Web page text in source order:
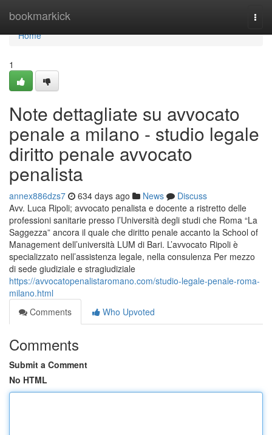
bookmarkick
Home
Home
1
Note dettagliate su avvocato
penale a milano - studio legale
diritto penale avvocato
penalista
annex886dzs7 634 days ago News
Discuss
Avv. Luca Ripoli; avvocato penalista e docente a ristretto delle
professioni sanitarie presso l’Università degli studi che Roma “La
Saggezza” ancora il quale che diritto penale accanto la School of
Management dell’università LUM di Bari. L’avvocato Ripoli è
specializzato nell’assistenza legale, nella consulenza Per mezzo
di sede giudiziale e stragiudiziale
https://avvocatopenalistaromano.com/studio-legale-penale-roma-
milano.html
Comments
Who Upvoted
Comments
Submit a Comment
No HTML